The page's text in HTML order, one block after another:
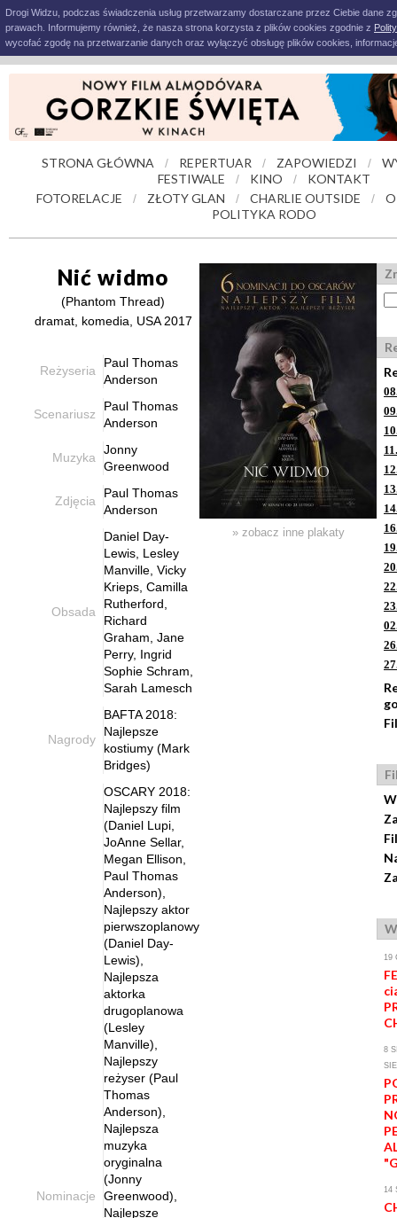
Drogi Widzu, podczas świadczenia usług przetwarzamy dostarczane przez Ciebie dane
prawach. Informujemy również, że nasza strona korzysta z plików cookies zgodnie z
wycofać zgodę na przetwarzanie danych oraz wyłączyć obsługę plików cookies,
STRONA GŁÓWNA / REPERTUAR / ZAPOWIEDZI /
FESTIWALE
/ KINO /
KONTAKT
FOTORELACJE
/ ZŁOTY GLAN / CHARLIE OUTSIDE /
POLITYKA RODO
Nić widmo
(Phantom Thread)
dramat, komedia, USA 2017
Reżyseria
Paul Thomas
Anderson
Scenariusz
Paul Thomas
Anderson
Muzyka
Jonny
Greenwood
Zdjęcia
Paul Thomas
Anderson
Obsada
Daniel Day-
Lewis, Lesley
Manville, Vicky
Krieps, Camilla
Rutherford,
Richard
Graham, Jane
Perry, Ingrid
Sophie Schram,
Sarah Lamesch
Nagrody
BAFTA 2018:
Najlepsze
kostiumy (Mark
Bridges)
Nominacje
OSCARY 2018:
Najlepszy film
(Daniel Lupi,
JoAnne Sellar,
Megan Ellison,
Paul Thomas
Anderson),
Najlepszy aktor
pierwszoplanowy
(Daniel Day-
Lewis),
Najlepsza
aktorka
drugoplanowa
(Lesley
Manville),
Najlepszy
reżyser (Paul
Thomas
Anderson),
Najlepsza
muzyka
oryginalna
(Jonny
Greenwood),
Najlepsze
» zobacz inne plakaty
19
8
14